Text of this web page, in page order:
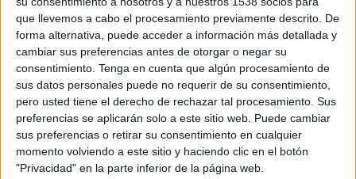
que llevemos a cabo el procesamiento previamente descrito. De
forma alternativa, puede acceder a información más detallada y
cambiar sus preferencias antes de otorgar o negar su
consentimiento. Tenga en cuenta que algún procesamiento de
sus datos personales puede no requerir de su consentimiento,
pero usted tiene el derecho de rechazar tal procesamiento. Sus
preferencias se aplicarán solo a este sitio web. Puede cambiar
sus preferencias o retirar su consentimiento en cualquier
momento volviendo a este sitio y haciendo clic en el botón
"Privacidad" en la parte inferior de la página web.
Director de arte: Alan Vera
Redactor: Gonzalo Krause
Director de servicios al cliente: Olga López
Equipo de cuentas: Javier Bustamante, Sara
Cuadrado